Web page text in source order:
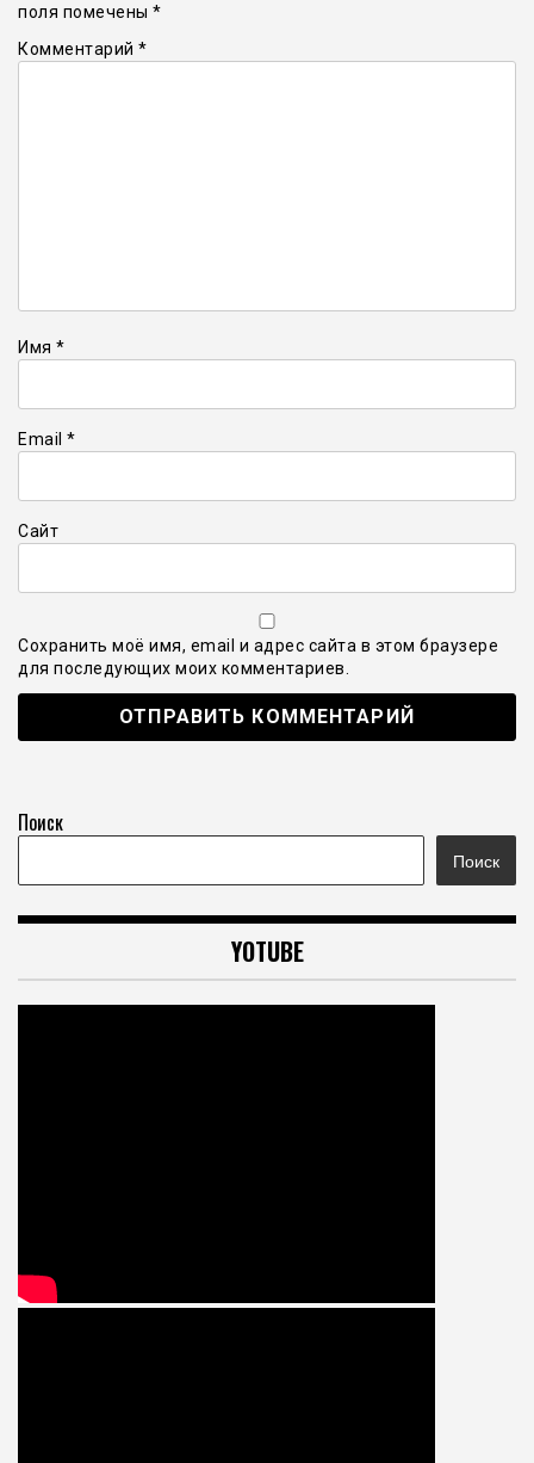
поля помечены *
Комментарий *
Имя *
Email *
Сайт
Сохранить моё имя, email и адрес сайта в этом браузере
для последующих моих комментариев.
Поиск
Поиск
YOTUBE